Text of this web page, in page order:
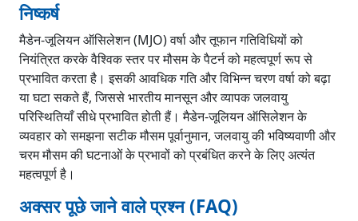
निष्कर्ष
मैडेन-जूलियन ऑसिलेशन (MJO) वर्षा और तूफान गतिविधियों को
नियंत्रित करके वैश्विक स्तर पर मौसम के पैटर्न को महत्वपूर्ण रूप से
प्रभावित करता है। इसकी आवधिक गति और विभिन्न चरण वर्षा को बढ़ा
या घटा सकते हैं, जिससे भारतीय मानसून और व्यापक जलवायु
परिस्थितियाँ सीधे प्रभावित होती हैं। मैडेन-जूलियन ऑसिलेशन के
व्यवहार को समझना सटीक मौसम पूर्वानुमान, जलवायु की भविष्यवाणी और
चरम मौसम की घटनाओं के प्रभावों को प्रबंधित करने के लिए अत्यंत
महत्वपूर्ण है।
अक्सर पूछे जाने वाले प्रश्न (FAQ)